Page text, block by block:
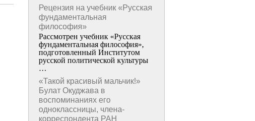
Рецензия на учебник «Русская
фундаментальная
философия»
Рассмотрен учебник «Русская
фундаментальная философия»,
подготовленный Институтом
русской политической культуры
…
«Такой красивый мальчик!»
Булат Окуджава в
воспоминаниях его
одноклассницы, члена-
корреспондента РАН